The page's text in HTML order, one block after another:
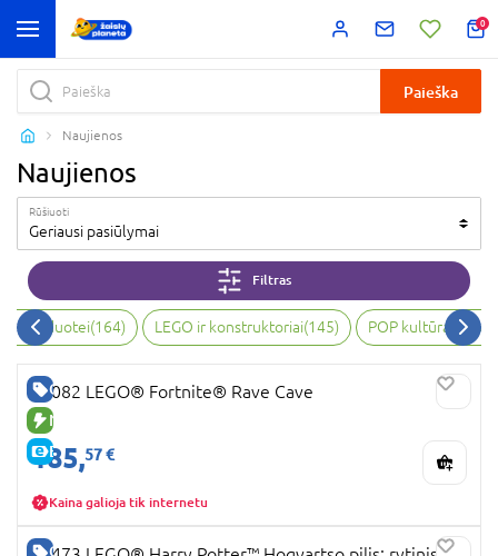
0
Paieška
Naujienos
Naujienos
Rūšiuoti
Geriausi pasiūlymai
Filtras
vaizduotei(164) LEGO ir konstruktoriai(145) POP kultūra ir
GERA KAINA
NAUJA PREKĖ
E-KAINA
77082 LEGO® Fortnite® Rave Cave
185,57 €
Kaina galioja tik internetu
GERA KAINA